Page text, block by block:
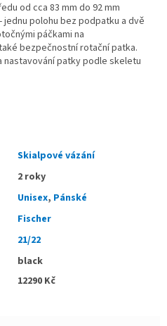
od cca 83 mm do 92 mm
polohu bez podpatku a dvě
páčkami na
bezpečnostní rotační patka.
nastavování patky podle skeletu
Skialpové vázání
2 roky
Unisex, Pánské
Fischer
21/22
black
12290 Kč